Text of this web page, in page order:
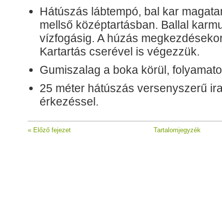
Hátúszás lábtempó, bal kar
mellső középtartásban. Ballal
vízfogásig. A húzás
Kartartás cserével is végezzük.
Gumiszalag a boka körül,
25 méter hátúszás versenyszerű
érkezéssel.
« Előző fejezet Tartalomjegyzék